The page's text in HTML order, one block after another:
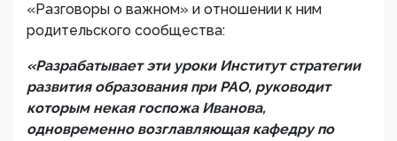
«Разговоры о важном» и отношении к ним
родительского сообщества:
«Разрабатывает эти уроки Институт стратегии
развития образования при РАО, руководит
которым некая госпожа Иванова,
одновременно возглавляющая кафедру по